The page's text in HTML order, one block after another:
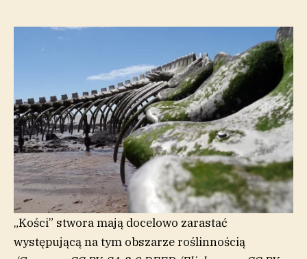
„Kości” stwora mają docelowo zarastać
występującą na tym obszarze roślinnością